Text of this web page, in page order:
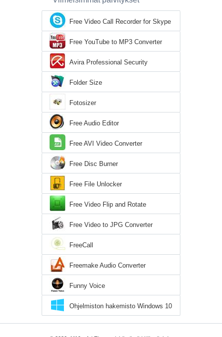
Free Video Call Recorder for Skype
Free YouTube to MP3 Converter
Avira Professional Security
Folder Size
Fotosizer
Free Audio Editor
Free AVI Video Converter
Free Disc Burner
Free File Unlocker
Free Video Flip and Rotate
Free Video to JPG Converter
FreeCall
Freemake Audio Converter
Funny Voice
Ohjelmiston hakemisto Windows 10